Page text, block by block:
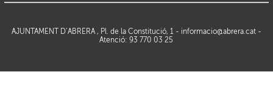
AJUNTAMENT D’ABRERA , Pl. de la Constitució, 1 - informacio@abrera.cat-
Atenció: 93 770 03 25